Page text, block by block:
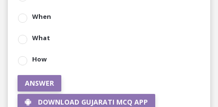
When
What
How
ANSWER
DOWNLOAD GUJARATI MCQ APP